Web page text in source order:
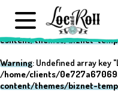
Warning: Undefined array key
/home/clients/
content/themes/biznet-
Warning: Undefined array key
/home/clients/
content/themes/biznet-